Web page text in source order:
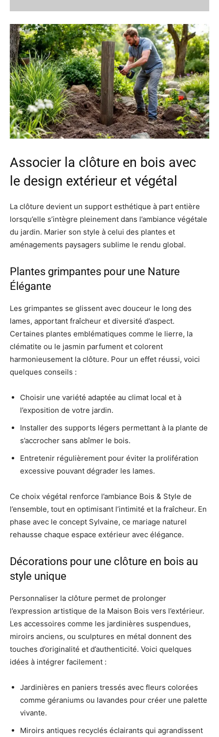
Associer la clôture en bois avec
le design extérieur et végétal
La clôture devient un support esthétique à part entière
lorsqu’elle s’intègre pleinement dans l’ambiance végétale
du jardin. Marier son style à celui des plantes et
aménagements paysagers sublime le rendu global.
Plantes grimpantes pour une Nature
Élégante
Les grimpantes se glissent avec douceur le long des
lames, apportant fraîcheur et diversité d’aspect.
Certaines plantes emblématiques comme le lierre, la
clématite ou le jasmin parfument et colorent
harmonieusement la clôture. Pour un effet réussi, voici
quelques conseils :
Choisir une variété adaptée au climat local et à
l’exposition de votre jardin.
Installer des supports légers permettant à la plante de
s’accrocher sans abîmer le bois.
Entretenir régulièrement pour éviter la prolifération
excessive pouvant dégrader les lames.
Ce choix végétal renforce l’ambiance Bois & Style de
l’ensemble, tout en optimisant l’intimité et la fraîcheur. En
phase avec le concept Sylvaine, ce mariage naturel
rehausse chaque espace extérieur avec élégance.
Décorations pour une clôture en bois au
style unique
Personnaliser la clôture permet de prolonger
l’expression artistique de la Maison Bois vers l’extérieur.
Les accessoires comme les jardinières suspendues,
miroirs anciens, ou sculptures en métal donnent des
touches d’originalité et d’authenticité. Voici quelques
idées à intégrer facilement :
Jardinières en paniers tressés avec fleurs colorées
comme géraniums ou lavandes pour créer une palette
vivante.
Miroirs antiques recyclés éclairants qui agrandissent